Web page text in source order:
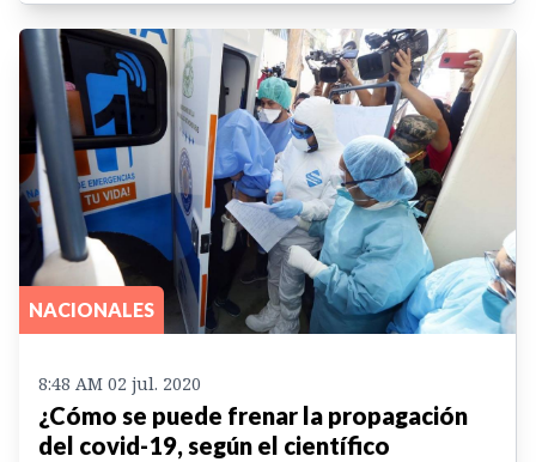
NACIONALES
8:48 AM 02 jul. 2020
¿Cómo se puede frenar la propagación
del covid-19, según el científico